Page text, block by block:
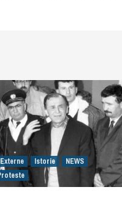
Externe Istorie
NEWS